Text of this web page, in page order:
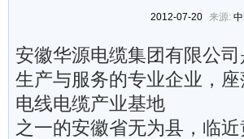
2012-07-20 来源:
安徽华源电缆集团有限公
生产与服务的专业企业，
电线电缆产业基地
之一的安徽省无为县，临